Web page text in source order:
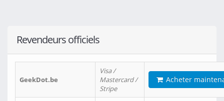
Revendeurs officiels
GeekDot.be
Visa /
Mastercard /
Stripe
Acheter